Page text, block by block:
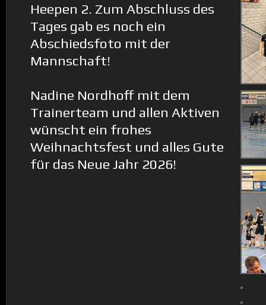
Heepen 2. Zum Abschluss des
Tages gab es noch ein
Abschiedsfoto mit der
Mannschaft!
Nadine Nordhoff mit dem
Trainerteam und allen Aktiven
wünscht ein frohes
Weihnachtsfest und alles Gute
für das Neue Jahr 2026!